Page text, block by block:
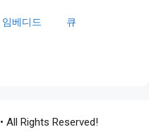
임베디드 큐
All Rights Reserved!